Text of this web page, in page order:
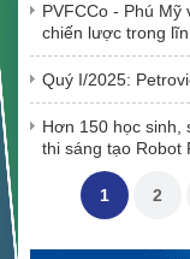
PVFCCo - Phú Mỹ
chiến lược trong
Quý I/2025:
Hơn 150 học sinh,
thi sáng tạo Robot
1 2